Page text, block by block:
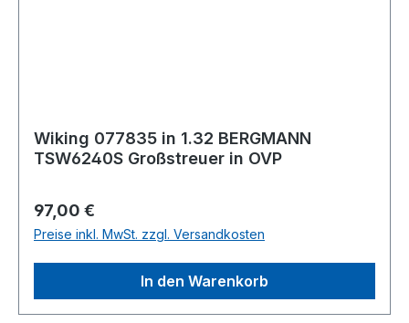
Wiking 077835 in 1.32 BERGMANN
TSW6240S Großstreuer in OVP
Regulärer Preis:
97,00 €
Preise inkl. MwSt. zzgl. Versandkosten
In den Warenkorb